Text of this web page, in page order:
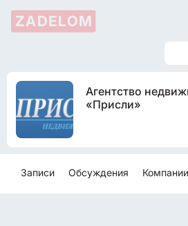
ZADELOM
Агентство
«Присли»
Записи Обсуждения Компании